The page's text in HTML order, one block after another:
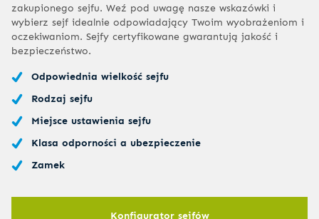
zakupionego sejfu. Weź pod uwagę nasze wskazówki i
wybierz sejf idealnie odpowiadający Twoim wyobrażeniom i
oczekiwaniom. Sejfy certyfikowane gwarantują jakość i
bezpieczeństwo.
Odpowiednia wielkość sejfu
Rodzaj sejfu
Miejsce ustawienia sejfu
Klasa odporności a ubezpieczenie
Zamek
Konfigurator sejfów